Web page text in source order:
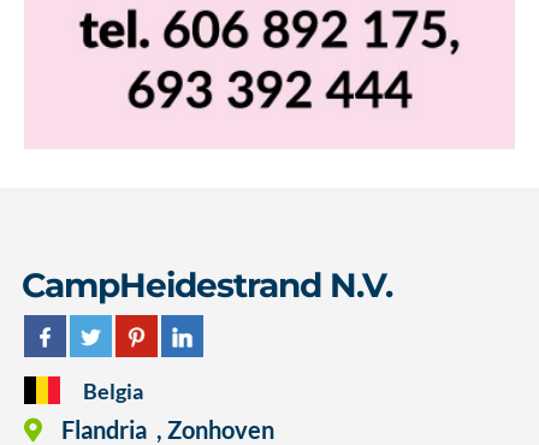
CampHeidestrand N.V.
Belgia
Flandria , Zonhoven